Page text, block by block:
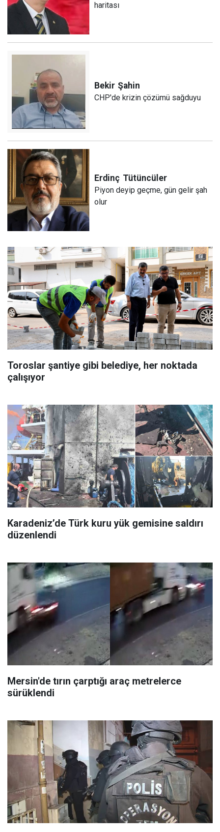
haritası
Bekir Şahin
CHP'de krizin çözümü sağduyu
Erdinç Tütüncüler
Piyon deyip geçme, gün gelir şah
olur
Toroslar şantiye gibi belediye, her noktada
çalışıyor
Karadeniz’de Türk kuru yük gemisine saldırı
düzenlendi
Mersin'de tırın çarptığı araç metrelerce
sürüklendi